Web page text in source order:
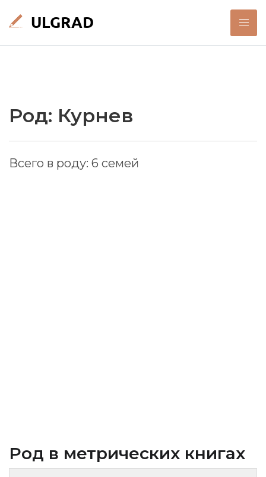
Род: Курнев
Всего в роду: 6 семей
Род в метрических книгах